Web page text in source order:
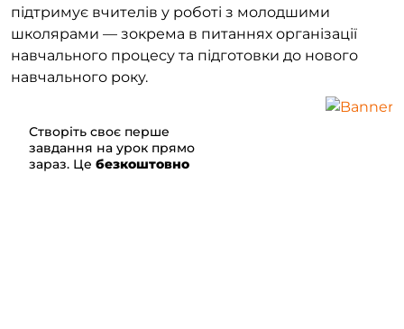
підтримує вчителів у роботі з молодшими
школярами — зокрема в питаннях організації
навчального процесу та підготовки до нового
навчального року.
Створіть своє перше
завдання на урок прямо
зараз. Це безкоштовно